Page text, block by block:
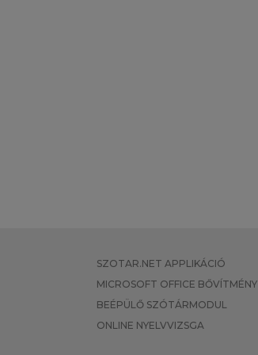
SZOTAR.NET APPLIKÁCIÓ
MICROSOFT OFFICE BŐVÍTMÉNY
BEÉPÜLŐ SZÓTÁRMODUL
ONLINE NYELVVIZSGA